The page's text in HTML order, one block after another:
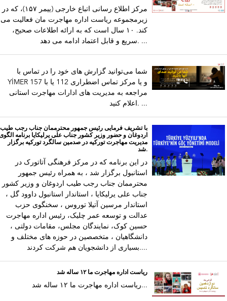
مرکز اطلاع رسانی اتباع خارجی (ییمر ۱۵۷)، که در
زیرمجموعه ریاست اداره مهاجرت مان فعالیت می
کند. ۱۰ سال است که به ارائه اطلاعات صحیح،
سریع و قابل اعتماد ادامه می دهد. ...
شما می‌توانید گزارش های خود را در تماس با
YİMER 157 و یا مرکز تماس اضطراری 112 یا با
مراجعه به مدیریت های ادارات مهاجرت استانی
اعلام کنید. ...
با تشریف فرمایی رئیس جمهور محترممان جناب رجب طیب
اردوغان و حضور وزیر کشور جناب علی یرلیکایا برنامه
مدیریت مهاجرت تورکیه در صدمین سالگرد تورکیه برگزار
شد.
در این برنامه که در مرکز فرهنگی آتاتورک در
استانبول برگزار شد ، به همراه رئیس جمهور
محترممان جناب رجب طیب اردوغان و وزیر کشور
جناب علی یرلیکایا ، استاندار استانبول داوود گل ،
استاندار مرسین آتیلا توروس ، سخنگوی حزب
عدالت و توسعه عمر چلیک، رئیس اداره مهاجرت
حسین کوک، نمایندگان مجلس، مقامات دولتی ،
دانشگاهیان ، متخصصین در حوزه های مختلف و
بسیاری از دانشجویان هم شرکت کردند....
ریاست اداره مهاجرت ما ۱۲ ساله شد
ریاست اداره مهاجرت ما ۱۲ ساله شد...